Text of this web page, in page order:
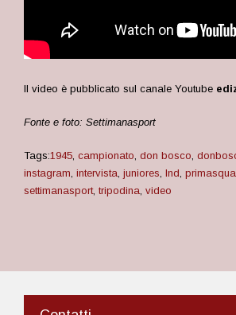
Il video è pubblicato sul canale Youtube
Fonte e foto: Settimanasport
Tags:1945, campionato, don bosco,
instagram, intervista, juniores, lnd,
settimanasport, tripodina, video